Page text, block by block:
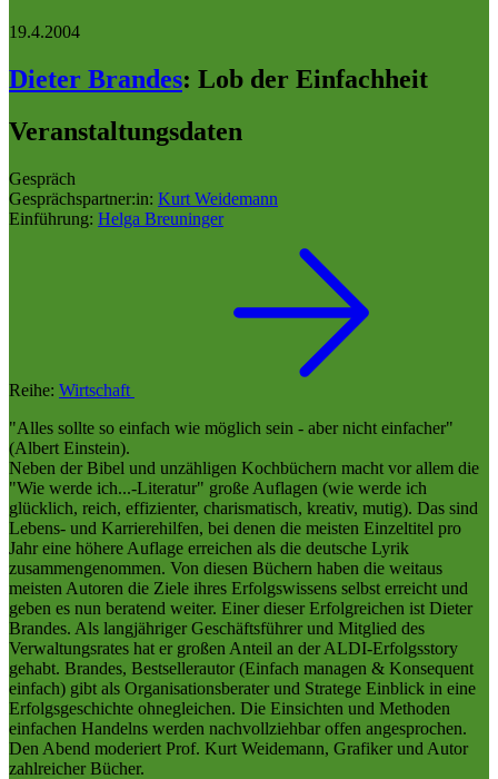
19.4.2004
Dieter Brandes: Lob der Einfachheit
Veranstaltungsdaten
Gespräch
Gesprächspartner:in: Kurt Weidemann
Einführung: Helga Breuninger
Reihe: Wirtschaft
"Alles sollte so einfach wie möglich sein - aber nicht einfacher"
(Albert Einstein).
Neben der Bibel und unzähligen Kochbüchern macht vor allem die
"Wie werde ich...-Literatur" große Auflagen (wie werde ich
glücklich, reich, effizienter, charismatisch, kreativ, mutig). Das sind
Lebens- und Karrierehilfen, bei denen die meisten Einzeltitel pro
Jahr eine höhere Auflage erreichen als die deutsche Lyrik
zusammengenommen. Von diesen Büchern haben die weitaus
meisten Autoren die Ziele ihres Erfolgswissens selbst erreicht und
geben es nun beratend weiter. Einer dieser Erfolgreichen ist Dieter
Brandes. Als langjähriger Geschäftsführer und Mitglied des
Verwaltungsrates hat er großen Anteil an der ALDI-Erfolgsstory
gehabt. Brandes, Bestsellerautor (Einfach managen & Konsequent
einfach) gibt als Organisationsberater und Stratege Einblick in eine
Erfolgsgeschichte ohnegleichen. Die Einsichten und Methoden
einfachen Handelns werden nachvollziehbar offen angesprochen.
Den Abend moderiert Prof. Kurt Weidemann, Grafiker und Autor
zahlreicher Bücher.